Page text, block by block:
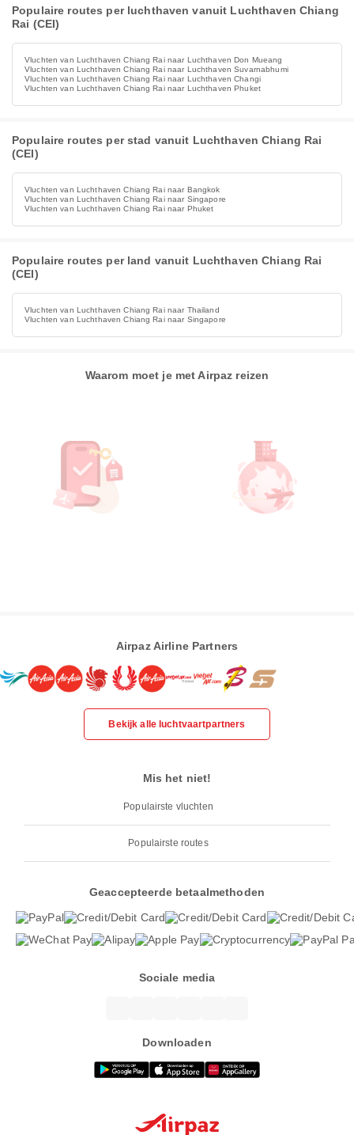
Populaire routes per luchthaven vanuit Luchthaven Chiang
Rai (CEI)
Vluchten van Luchthaven Chiang Rai naar Luchthaven Don Mueang
Vluchten van Luchthaven Chiang Rai naar Luchthaven Suvarnabhumi
Vluchten van Luchthaven Chiang Rai naar Luchthaven Changi
Vluchten van Luchthaven Chiang Rai naar Luchthaven Phuket
Populaire routes per stad vanuit Luchthaven Chiang Rai
(CEI)
Vluchten van Luchthaven Chiang Rai naar Bangkok
Vluchten van Luchthaven Chiang Rai naar Singapore
Vluchten van Luchthaven Chiang Rai naar Phuket
Populaire routes per land vanuit Luchthaven Chiang Rai
(CEI)
Vluchten van Luchthaven Chiang Rai naar Thailand
Vluchten van Luchthaven Chiang Rai naar Singapore
Waarom moet je met Airpaz reizen
Airpaz Airline Partners
Bekijk alle luchtvaartpartners
Mis het niet!
Populairste vluchten
Populairste routes
Geaccepteerde betaalmethoden
Sociale media
Downloaden